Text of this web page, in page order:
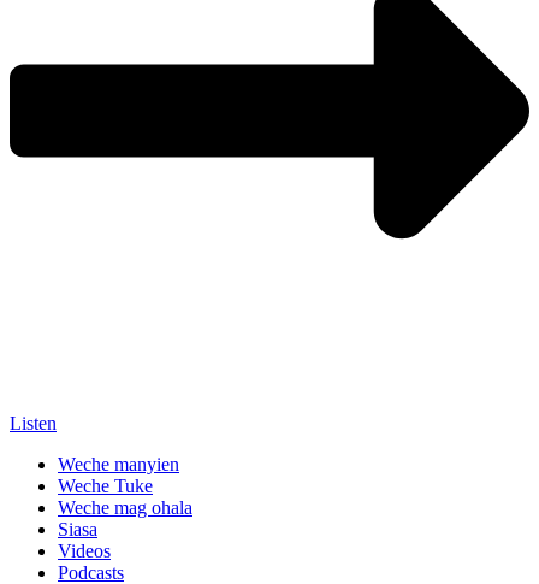
Listen
Weche manyien
Weche Tuke
Weche mag ohala
Siasa
Videos
Podcasts